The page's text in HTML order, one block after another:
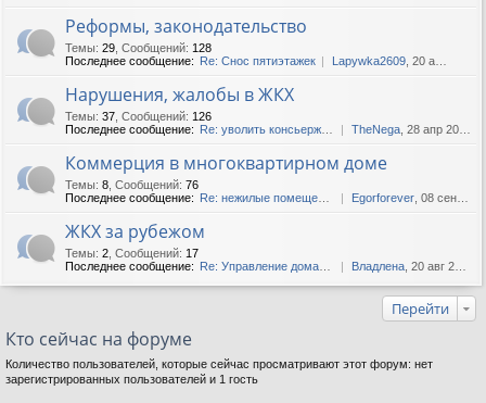
Реформы, законодательство
Темы: 29 Сообщений: 128
Последнее сообщение: Re: Снос пятиэтажек Lapywka2609 , 20 апр 2019, 14:11
Нарушения, жалобы в ЖКХ
Темы: 37 Сообщений: 126
Последнее сообщение: Re: уволить консьержа..как?? TheNega , 28 апр 2020, 11:44
Коммерция в многоквартирном доме
Темы: 8 Сообщений: 76
Последнее сообщение: Re: нежилые помещения Egorforever , 08 сен 2018, 17:16
ЖКХ за рубежом
Темы: 2 Сообщений: 17
Последнее сообщение: Re: Управление домами в Укр... Владлена , 20 авг 2018, 13:23
Перейти
Кто сейчас на форуме
Количество пользователей, которые сейчас просматривают этот форум: нет
зарегистрированных пользователей и 1 гость